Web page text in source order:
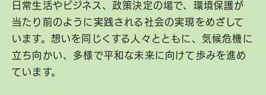
日常生活やビジネス、政策決定の場で、環境保護が
当たり前のように実践される社会の実現をめざして
います。想いを同じくする人々とともに、気候危機に
立ち向かい、多様で平和な未来に向けて歩みを進め
ています。